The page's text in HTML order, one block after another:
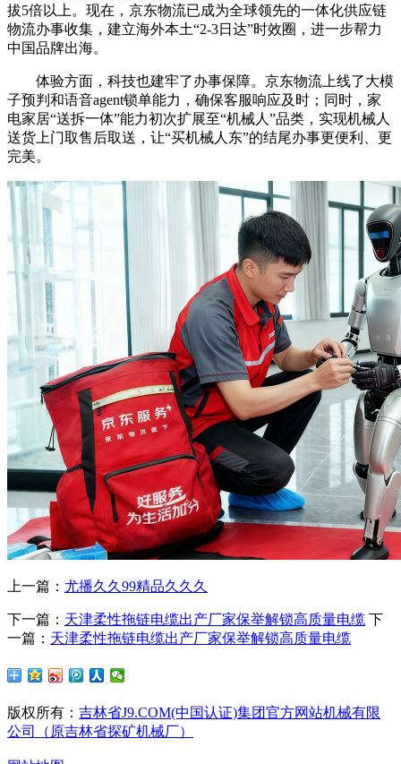
拔5倍以上。现在，京东物流已成为全球领先的一体化供应链
物流办事收集，建立海外本土“2-3日达”时效圈，进一步帮力
中国品牌出海。
体验方面，科技也建牢了办事保障。京东物流上线了大模
子预判和语音agent锁单能力，确保客服响应及时；同时，家
电家居“送拆一体”能力初次扩展至“机械人”品类，实现机械人
送货上门取售后取送，让“买机械人东”的结尾办事更便利、更
完美。
上一篇： 尤播久久99精品久久久
下一篇： 天津柔性拖链电缆出产厂家保举解锁高质量电缆 下
一篇： 天津柔性拖链电缆出产厂家保举解锁高质量电缆
版权所有： 吉林省J9.COM(中国认证)集团官方网站机械有限
公司（原吉林省探矿机械厂）